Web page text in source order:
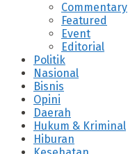
Commentary
Featured
Event
Editorial
Politik
Nasional
Bisnis
Opini
Daerah
Hukum & Kriminal
Hiburan